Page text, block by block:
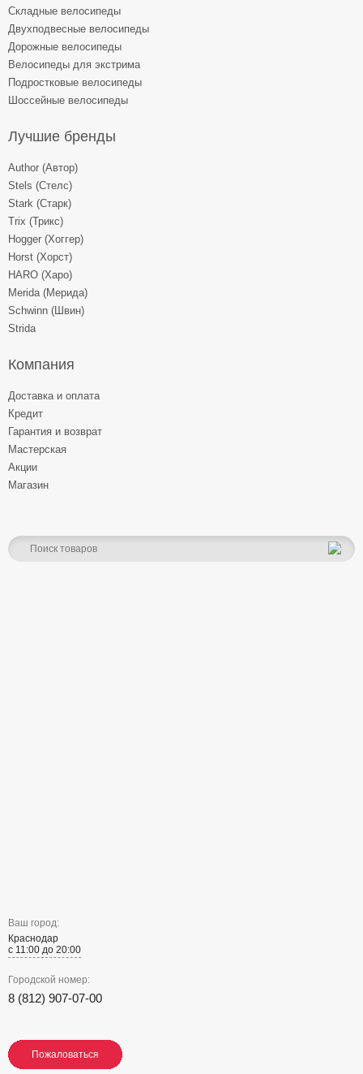
Складные велосипеды
Двухподвесные велосипеды
Дорожные велосипеды
Велосипеды для экстрима
Подростковые велосипеды
Шоссейные велосипеды
Лучшие бренды
Author (Автор)
Stels (Стелс)
Stark (Старк)
Trix (Трикс)
Hogger (Хоггер)
Horst (Хорст)
HARO (Харо)
Merida (Мерида)
Schwinn (Швин)
Strida
Компания
Доставка и оплата
Кредит
Гарантия и возврат
Мастерская
Акции
Магазин
Ваш город:
Краснодар
с 11:00 до 20:00
Городской номер:
8 (812) 907-07-00
Пожаловаться
Пожаловаться
Пожаловаться